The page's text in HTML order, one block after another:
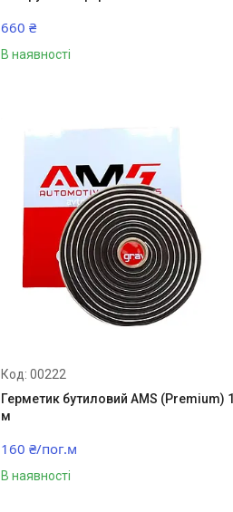
660 ₴
В наявності
00222
Герметик бутиловий AMS (Premium) 1
м
160 ₴/пог.м
В наявності